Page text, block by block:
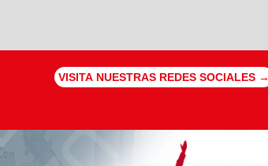
VISITA NUESTRAS REDES SOCIALES →